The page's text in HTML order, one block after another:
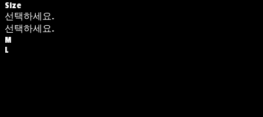
Size
선택하세요.
선택하세요.
M
L